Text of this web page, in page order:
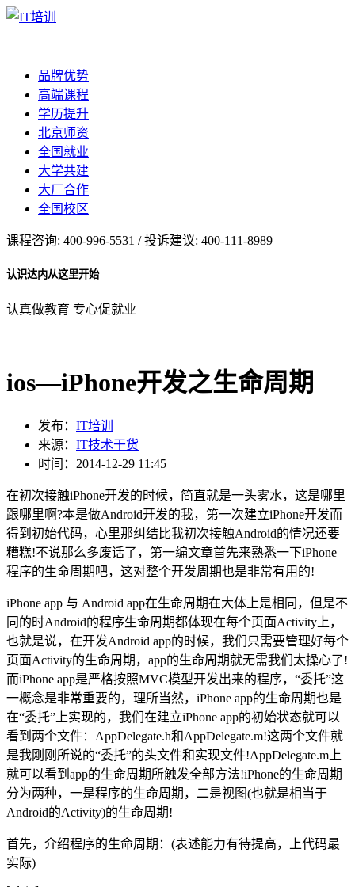
品牌优势
高端课程
学历提升
北京师资
全国就业
大学共建
大厂合作
全国校区
课程咨询: 400-996-5531 / 投诉建议: 400-111-8989
认识达内从这里开始
认真做教育 专心促就业
ios—iPhone开发之生命周期
发布： IT培训
来源： IT技术干货
时间：2014-12-29 11:45
在初次接触iPhone开发的时候，简直就是一头雾水，这是哪里
跟哪里啊?本是做Android开发的我，第一次建立iPhone开发而
得到初始代码，心里那纠结比我初次接触Android的情况还要
糟糕!不说那么多废话了，第一编文章首先来熟悉一下iPhone
程序的生命周期吧，这对整个开发周期也是非常有用的!
iPhone app 与 Android app在生命周期在大体上是相同，但是不
同的时Android的程序生命周期都体现在每个页面Activity上，
也就是说，在开发Android app的时候，我们只需要管理好每个
页面Activity的生命周期，app的生命周期就无需我们太操心了!
而iPhone app是严格按照MVC模型开发出来的程序，“委托”这
一概念是非常重要的，理所当然，iPhone app的生命周期也是
在“委托”上实现的，我们在建立iPhone app的初始状态就可以
看到两个文件：AppDelegate.h和AppDelegate.m!这两个文件就
是我刚刚所说的“委托”的头文件和实现文件!AppDelegate.m上
就可以看到app的生命周期所触发全部方法!iPhone的生命周期
分为两种，一是程序的生命周期，二是视图(也就是相当于
Android的Activity)的生命周期!
首先，介绍程序的生命周期：(表述能力有待提高，上代码最
实际)